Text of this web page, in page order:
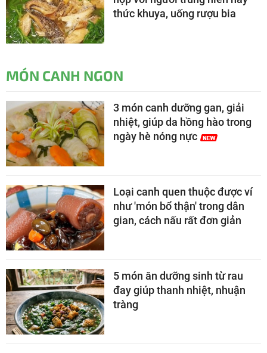
thức khuya, uống rượu bia
MÓN CANH NGON
3 món canh dưỡng gan, giải
nhiệt, giúp da hồng hào trong
ngày hè nóng nực
Loại canh quen thuộc được ví
như 'món bổ thận' trong dân
gian, cách nấu rất đơn giản
5 món ăn dưỡng sinh từ rau
đay giúp thanh nhiệt, nhuận
tràng